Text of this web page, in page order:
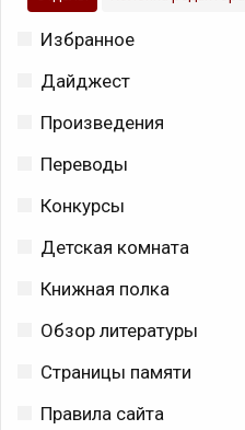
Избранное
Дайджест
Произведения
Переводы
Конкурсы
Детская комната
Книжная полка
Обзор литературы
Страницы памяти
Правила сайта